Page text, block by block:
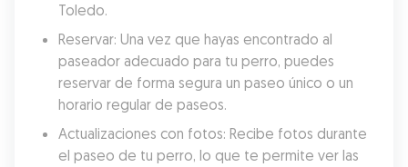
Toledo.
Reservar: Una vez que hayas encontrado al
paseador adecuado para tu perro, puedes
reservar de forma segura un paseo único o un
horario regular de paseos.
Actualizaciones con fotos: Recibe fotos durante
el paseo de tu perro, lo que te permite ver las